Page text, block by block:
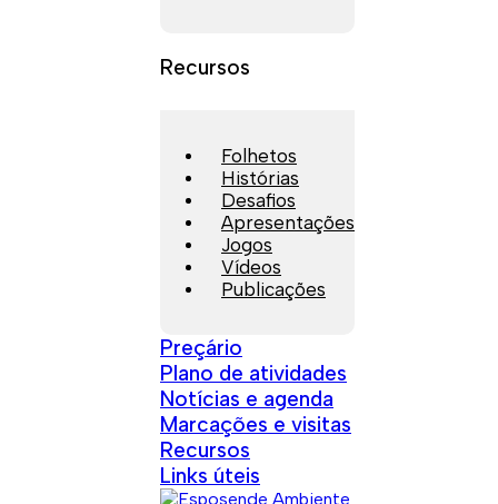
Recursos
Folhetos
Histórias
Desafios
Apresentações
Jogos
Vídeos
Publicações
Preçário
Plano de atividades
Notícias e agenda
Marcações e visitas
Recursos
Links úteis